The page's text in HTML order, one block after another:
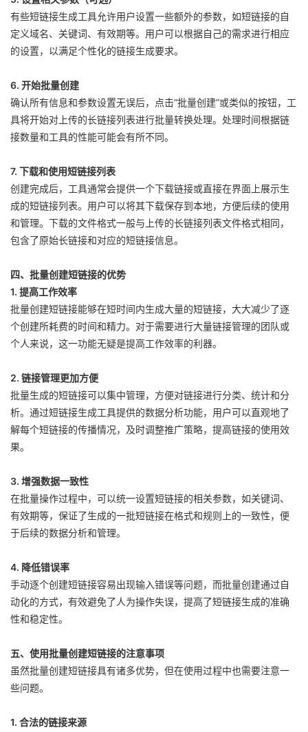
有些短链接生成工具允许用户设置一些额外的参数，如短链接的自
定义域名、关键词、有效期等。用户可以根据自己的需求进行相应
的设置，以满足个性化的链接生成要求。
6. 开始批量创建
确认所有信息和参数设置无误后，点击“批量创建”或类似的按钮，工
具将开始对上传的长链接列表进行批量转换处理。处理时间根据链
接数量和工具的性能可能会有所不同。
7. 下载和使用短链接列表
创建完成后，工具通常会提供一个下载链接或直接在界面上展示生
成的短链接列表。用户可以将其下载保存到本地，方便后续的使用
和管理。下载的文件格式一般与上传的长链接列表文件格式相同，
包含了原始长链接和对应的短链接信息。
四、批量创建短链接的优势
1. 提高工作效率
批量创建短链接能够在短时间内生成大量的短链接，大大减少了逐
个创建所耗费的时间和精力。对于需要进行大量链接管理的团队或
个人来说，这一功能无疑是提高工作效率的利器。
2. 链接管理更加方便
批量生成的短链接可以集中管理，方便对链接进行分类、统计和分
析。通过短链接生成工具提供的数据分析功能，用户可以直观地了
解每个短链接的传播情况，及时调整推广策略，提高链接的使用效
果。
3. 增强数据一致性
在批量操作过程中，可以统一设置短链接的相关参数，如关键词、
有效期等，保证了生成的一批短链接在格式和规则上的一致性，便
于后续的数据分析和管理。
4. 降低错误率
手动逐个创建短链接容易出现输入错误等问题，而批量创建通过自
动化的方式，有效避免了人为操作失误，提高了短链接生成的准确
性和稳定性。
五、使用批量创建短链接的注意事项
虽然批量创建短链接具有诸多优势，但在使用过程中也需要注意一
些问题。
1. 合法的链接来源